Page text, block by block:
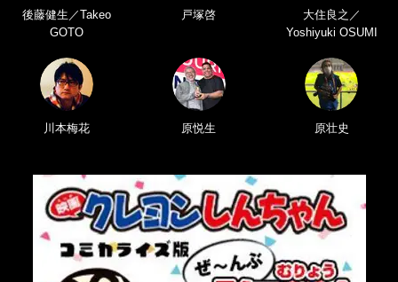
後藤健生／Takeo
GOTO
戸塚啓
大住良之／
Yoshiyuki OSUMI
川本梅花 原悦生 原壮史